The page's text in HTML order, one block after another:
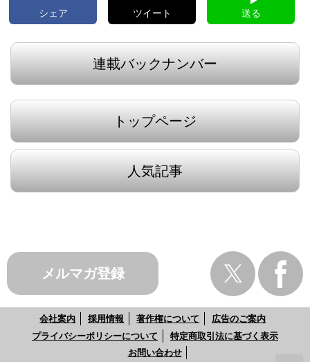
シェア ツイート 送る
連載バックナンバー
トップページ
人気記事
メルマガ登録
会社案内 採用情報 著作権について
広告のご案内
プライバシーポリシーについて
特定商取引法に基づく表示
お問い合わせ